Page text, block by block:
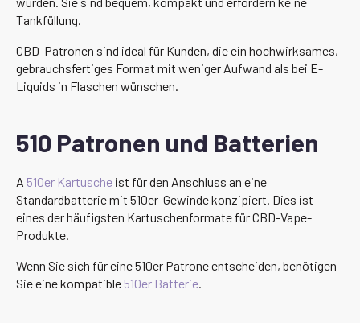
Tankfüllung.
CBD-Patronen sind ideal für Kunden, die ein hochwirksames,
gebrauchsfertiges Format mit weniger Aufwand als bei E-
Liquids in Flaschen wünschen.
510 Patronen und Batterien
A 510er Kartusche ist für den Anschluss an eine
Standardbatterie mit 510er-Gewinde konzipiert. Dies ist
eines der häufigsten Kartuschenformate für CBD-Vape-
Produkte.
Wenn Sie sich für eine 510er Patrone entscheiden, benötigen
Sie eine kompatible 510er Batterie.